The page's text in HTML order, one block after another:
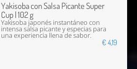
Yakisoba con Salsa Picante Super
Cup | 102 g
Yakisoba japonés instantáneo con
intensa salsa picante y especias para
una experiencia llena de sabor.
€ 4,19